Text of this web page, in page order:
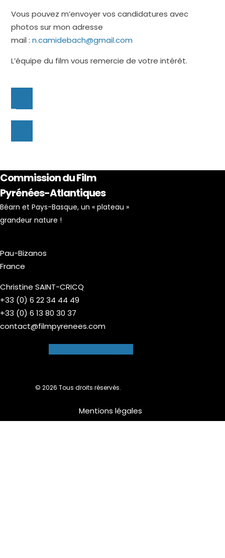
Vous pouvez m’envoyer vos candidatures avec
photos sur mon adresse
mail :n.camidebach@gmail.com
L’équipe du film vous remercie de votre intérêt.
Commission du Film
Pyrénées-Atlantiques
Béarn et Pays-Basque, un « plateau »
grandeur nature !
Pau-Bizanos
France
Christine SAINT-CRICQ
+33 (0) 6 22 34 44 49
+33 (0) 6 13 80 30 37
contact@filmpyrenees.com
© 2026 Tous droits réservés.
Mentions légales